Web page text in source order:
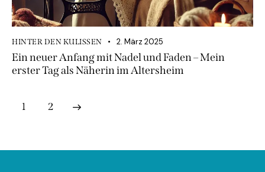
HINTER DEN KULISSEN 2. März 2025
Ein neuer Anfang mit Nadel und Faden – Mein
erster Tag als Näherin im Altersheim
1 2